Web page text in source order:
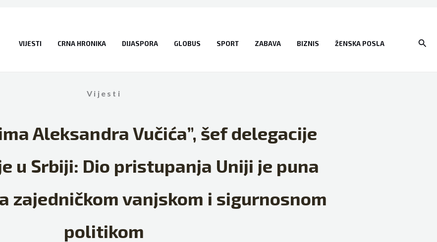
VIJESTI CRNA HRONIKA DIJASPORA GLOBUS SPORT ZABAVA BIZNIS ŽENSKA POSLA
Vijesti
Aleksandra Vučića”, šef delegacije
u Srbiji: Dio pristupanja Uniji je puna
zajedničkom vanjskom i sigurnosnom
politikom